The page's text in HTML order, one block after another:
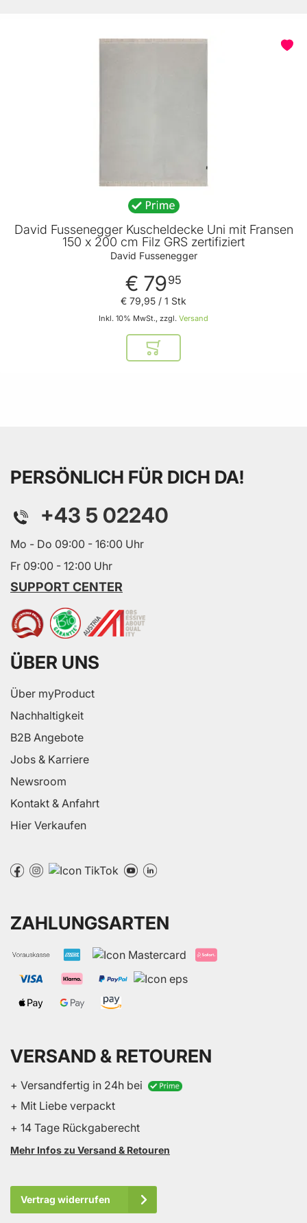
David Fussenegger Kuscheldecke Uni mit Fransen
150 x 200 cm Filz GRS zertifiziert
David Fussenegger
€ 7995
Inkl. 10% MwSt., zzgl. Versand
€ 79,95 / 1 Stk
In den Warenkorb
PERSÖNLICH FÜR DICH DA!
+43 5 02240
Mo - Do 09:00 - 16:00 Uhr
Fr 09:00 - 12:00 Uhr
SUPPORT CENTER
ÜBER UNS
Über myProduct
Nachhaltigkeit
B2B Angebote
Jobs & Karriere
Newsroom
Kontakt & Anfahrt
Hier Verkaufen
ZAHLUNGSARTEN
VERSAND & RETOUREN
+ Versandfertig in 24h bei
+ Mit Liebe verpackt
+ 14 Tage Rückgaberecht
Mehr Infos zu Versand & Retouren
Vertrag widerrufen